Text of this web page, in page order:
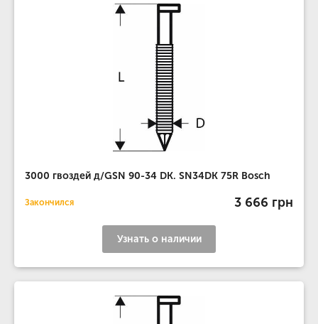
3000 гвоздей д/GSN 90-34 DK. SN34DK 75R Bosch
Закончился 3 666 грн
Узнать о наличии